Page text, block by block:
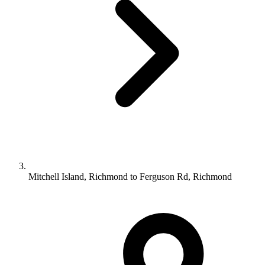
Mitchell Island, Richmond to Ferguson Rd, Richmond